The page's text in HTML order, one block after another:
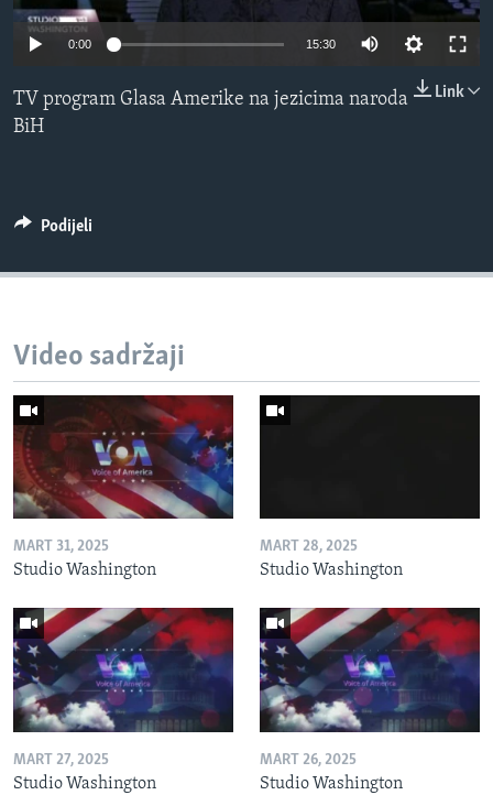
MAGAZIN
Learning English
Jezici
0:00 15:30
Link
TV program Glasa Amerike na jezicima naroda
BiH
Podijeli
Video sadržaji
MART 31, 2025
Studio Washington
MART 28, 2025
Studio Washington
MART 27, 2025
Studio Washington
MART 26, 2025
Studio Washington